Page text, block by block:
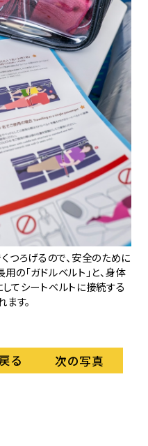
つろげるので、安全のために
の「ガドルベルト」と、身体
てシートベルトに接続する
す。
大
る 次の写真